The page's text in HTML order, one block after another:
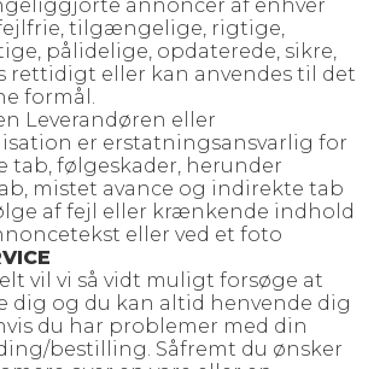
annoncer af enhver
tilgængelige, rigtige,
pålidelige, opdaterede, sikre,
rettidigt eller kan anvendes til det
formål.
Leverandøren eller
er erstatningsansvarlig for
tab, følgeskader, herunder
mistet avance og indirekte tab
af fejl eller krænkende indhold
eller ved et foto
vil vi så vidt muligt forsøge at
dig og du kan altid henvende dig
du har problemer med din
bestilling. Såfremt du ønsker